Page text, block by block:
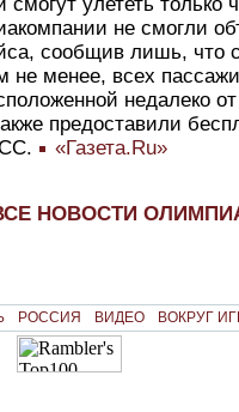
не смогли
сообщив лишь, что
не менее, всех
недалеко
предоставили
«Газета.Ru»
НОВОСТИ
РОССИЯ ВИДЕО ВОКРУГ